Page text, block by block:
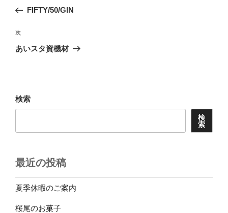
ナ
ビ
ゲ
ン
の
稿
FIFTY/50/GIN
次
の
次
あいスタ資機材
検索
検
索
最近の投稿
夏季休暇のご案内
桜尾のお菓子